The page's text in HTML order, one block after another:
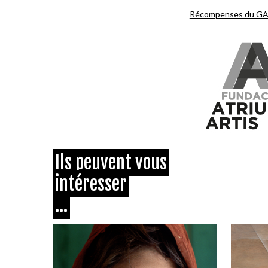
Récompenses du
Ils peuvent vous
intéresser
...